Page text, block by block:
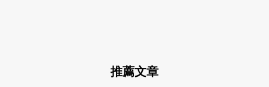
推薦文章